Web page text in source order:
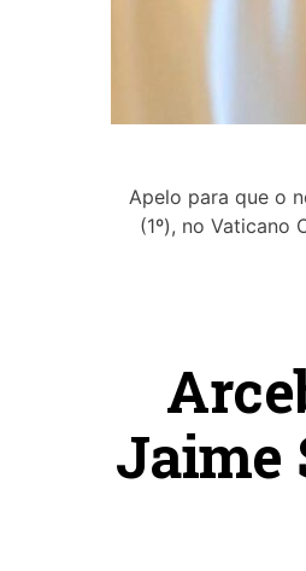
Apelo para que o
(1º), no Vaticano
Jaime